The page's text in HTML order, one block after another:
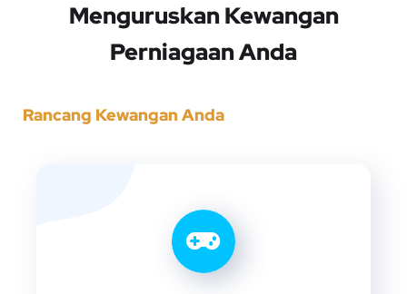
Menguruskan Kewangan
Perniagaan Anda
Rancang Kewangan Anda